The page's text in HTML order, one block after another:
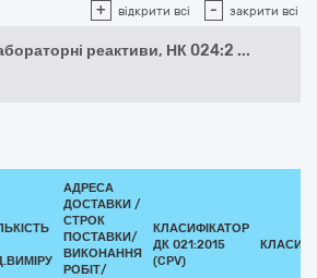
+ відкрити всі - закрити всі
реактиви, НК 024:2 ...
АДРЕСА
ДОСТАВКИ /
СТРОК
ПОСТАВКИ/
ВИКОНАННЯ
РОБІТ/
КЛАСИФІКАТОР
ДК 021:2015
(CPV)